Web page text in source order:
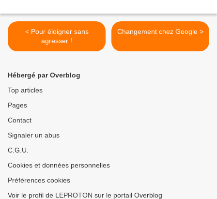
< Pour éloigner sans
agresser !
Changement chez Google >
Hébergé par Overblog
Top articles
Pages
Contact
Signaler un abus
C.G.U.
Cookies et données personnelles
Préférences cookies
Voir le profil de LEPROTON sur le portail Overblog